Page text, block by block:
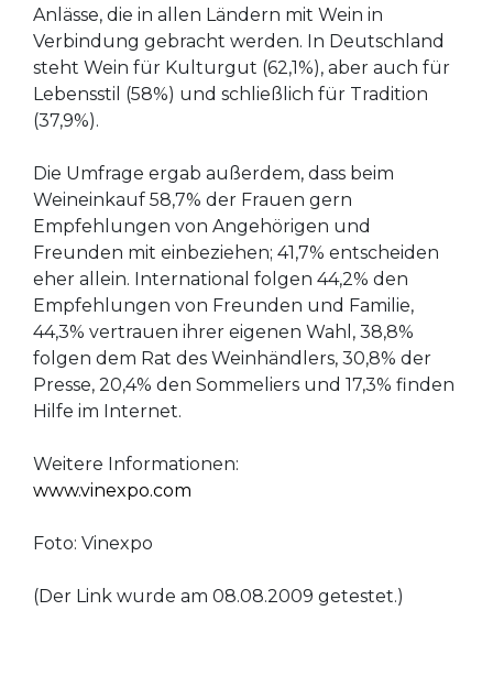
Anlässe, die in allen Ländern mit Wein in
Verbindung gebracht werden. In Deutschland
steht Wein für Kulturgut (62,1%), aber auch für
Lebensstil (58%) und schließlich für Tradition
(37,9%).
Die Umfrage ergab außerdem, dass beim
Weineinkauf 58,7% der Frauen gern
Empfehlungen von Angehörigen und
Freunden mit einbeziehen; 41,7% entscheiden
eher allein. International folgen 44,2% den
Empfehlungen von Freunden und Familie,
44,3% vertrauen ihrer eigenen Wahl, 38,8%
folgen dem Rat des Weinhändlers, 30,8% der
Presse, 20,4% den Sommeliers und 17,3% finden
Hilfe im Internet.
Weitere Informationen:
www.vinexpo.com
Foto: Vinexpo
(Der Link wurde am 08.08.2009 getestet.)